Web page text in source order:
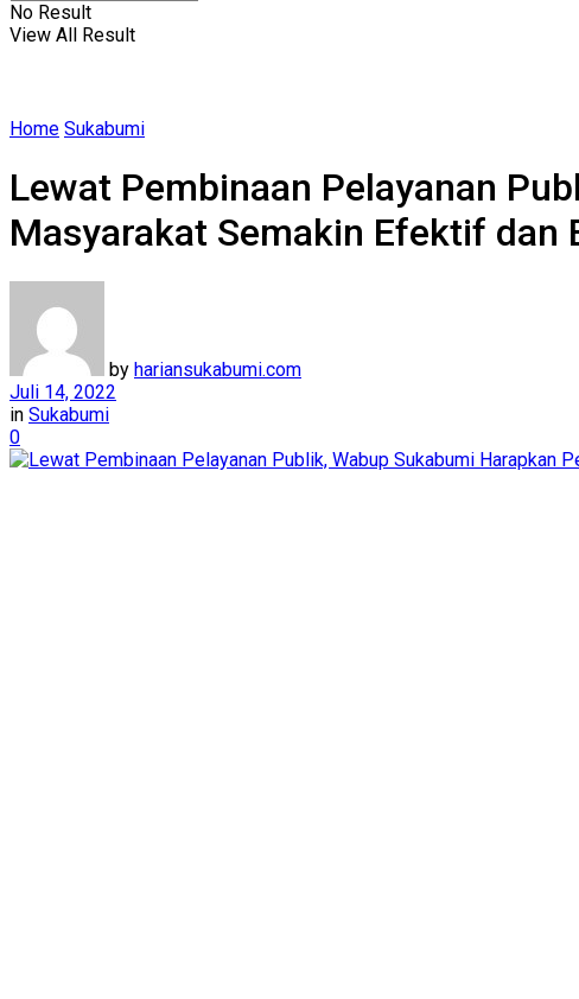
No Result
View All Result
Home Sukabumi
Lewat Pembinaan Pelayanan
Masyarakat Semakin Efektif dan
by hariansukabumi.com
Juli 14, 2022
in Sukabumi
0